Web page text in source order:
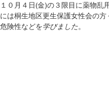
１０月４日(金)の３限目に薬物乱
には桐生地区更生保護女性会の
危険性などを学びました。